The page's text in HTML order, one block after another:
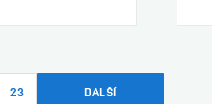
23 DALŠÍ